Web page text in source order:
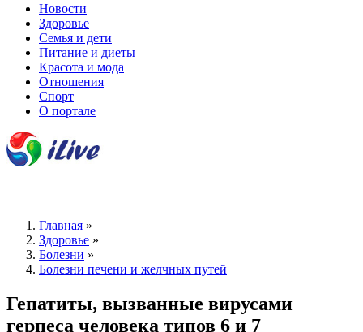
Новости
Здоровье
Семья и дети
Питание и диеты
Красота и мода
Отношения
Спорт
О портале
Главная »
Здоровье »
Болезни »
Болезни печени и желчных путей
Гепатиты, вызванные вирусами
герпеса человека типов 6 и 7